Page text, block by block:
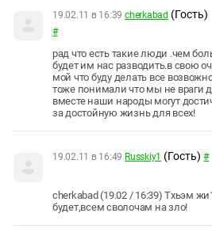
19.02.11 в 16:39 cherkabad (Гость)
#
рад что есть такие люди .чем
будет им нас разводить.в свою
мой что буду делать все
тоже понимали что мы не враги
вместе наши народы могут
за достойную жизнь для всех!
19.02.11 в 16:49 Russkiy1 (Гость) #
cherkabad (19.02 / 16:39) Тхьэм
будет,всем сволочам на зло!